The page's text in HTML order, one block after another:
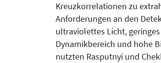
Kreuzkorrelationen zu
Anforderungen an den
ultraviolettes Licht,
Dynamikbereich und hohe
nutzten Rasputnyi und